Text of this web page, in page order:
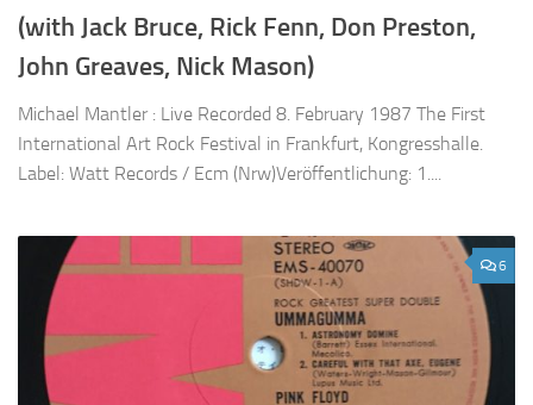
(with Jack Bruce, Rick Fenn, Don Preston,
John Greaves, Nick Mason)
Michael Mantler : Live Recorded 8. February 1987 The First
International Art Rock Festival in Frankfurt, Kongresshalle.
Label: Watt Records / Ecm (Nrw)Veröffentlichung: 1....
6